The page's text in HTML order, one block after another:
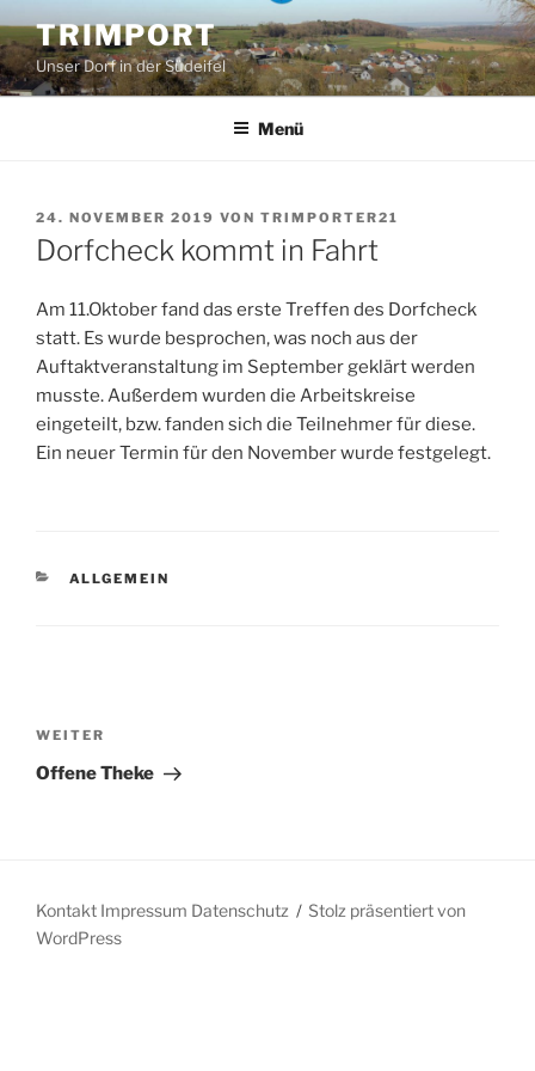
Inhalt
springen
TRIMPORT
Unser Dorf in der Südeifel
Menü
VERÖFFENTLICHT
AM
24. NOVEMBER 2019 VON TRIMPORTER21
Dorfcheck kommt in Fahrt
Am 11.Oktober fand das erste Treffen des Dorfcheck
statt. Es wurde besprochen, was noch aus der
Auftaktveranstaltung im September geklärt werden
musste. Außerdem wurden die Arbeitskreise
eingeteilt, bzw. fanden sich die Teilnehmer für diese.
Ein neuer Termin für den November wurde festgelegt.
KATEGORIEN
ALLGEMEIN
Nächster
Beitrag
WEITER
Offene Theke
Kontakt Impressum Datenschutz
Stolz präsentiert von
WordPress